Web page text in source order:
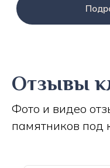
Отзывы
Фото и видео
памятников под